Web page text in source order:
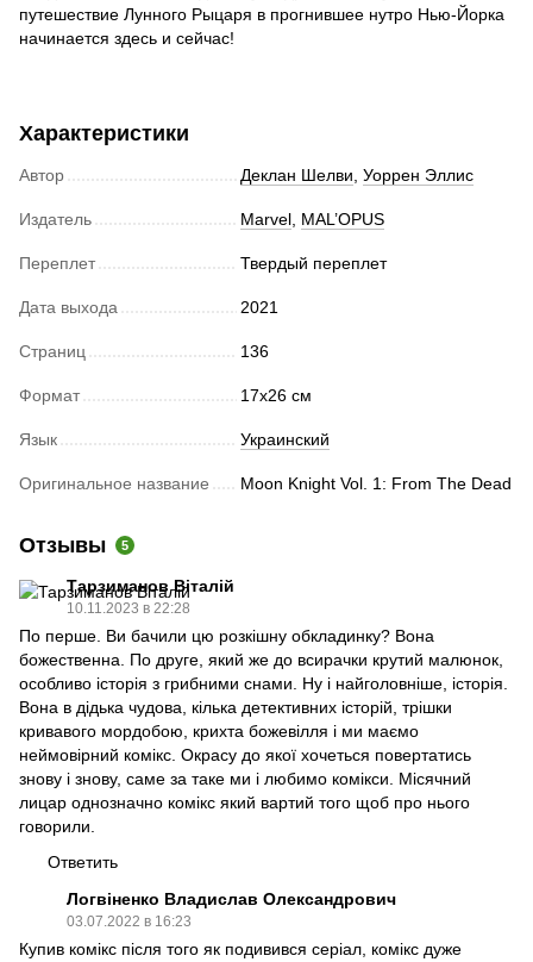
путешествие Лунного Рыцаря в прогнившее нутро Нью-Йорка
начинается здесь и сейчас!
Характеристики
Автор Деклан Шелви, Уоррен Эллис
Издатель Marvel, MAL’OPUS
Переплет Твердый переплет
Дата выхода 2021
Страниц 136
Формат 17х26 см
Язык Украинский
Оригинальное название Moon Knight Vol. 1: From The Dead
Отзывы 5
Тарзиманов Віталій
10.11.2023 в 22:28
По перше. Ви бачили цю розкішну обкладинку? Вона
божественна. По друге, який же до всирачки крутий малюнок,
особливо історія з грибними снами. Ну і найголовніше, історія.
Вона в дідька чудова, кілька детективних історій, трішки
кривавого мордобою, крихта божевілля і ми маємо
неймовірний комікс. Окрасу до якої хочеться повертатись
знову і знову, саме за таке ми і любимо комікси. Місячний
лицар однозначно комікс який вартий того щоб про нього
говорили.
Ответить
Логвіненко Владислав Олександрович
03.07.2022 в 16:23
Купив комікс після того як подивився серіал, комікс дуже